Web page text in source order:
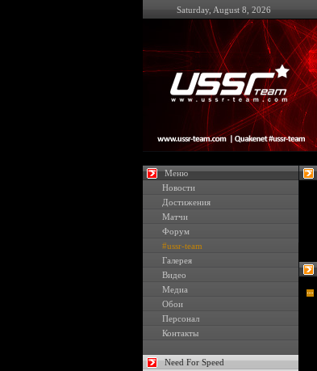
Saturday, August 8, 2026
Меню
Новости
Достижения
Матчи
Форум
#ussr-team
Галерея
Видео
Медиа
Обои
Персонал
Контакты
Need For Speed